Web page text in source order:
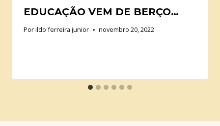
EDUCAÇÃO VEM DE BERÇO…
Porildo ferreira junior novembro 20, 2022